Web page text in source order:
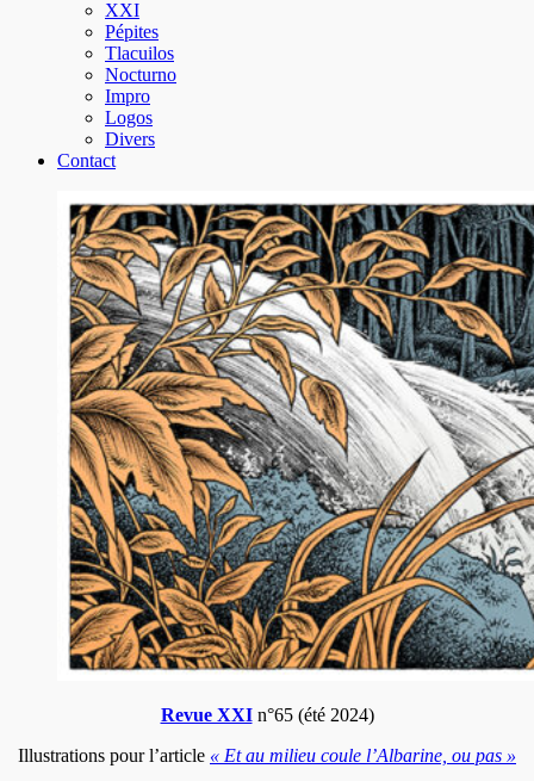
XXI
Pépites
Tlacuilos
Nocturno
Impro
Logos
Divers
Contact
Revue XXIn°65 (été 2024)
Illustrations pour l’article « Et au milieu coule l’Albarine, ou pas »